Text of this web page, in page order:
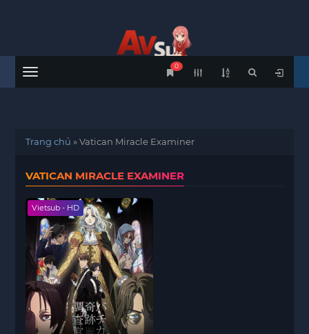
Menu
0
Trang chủ »Vatican Miracle Examiner
VATICAN MIRACLE EXAMINER
Vietsub - HD